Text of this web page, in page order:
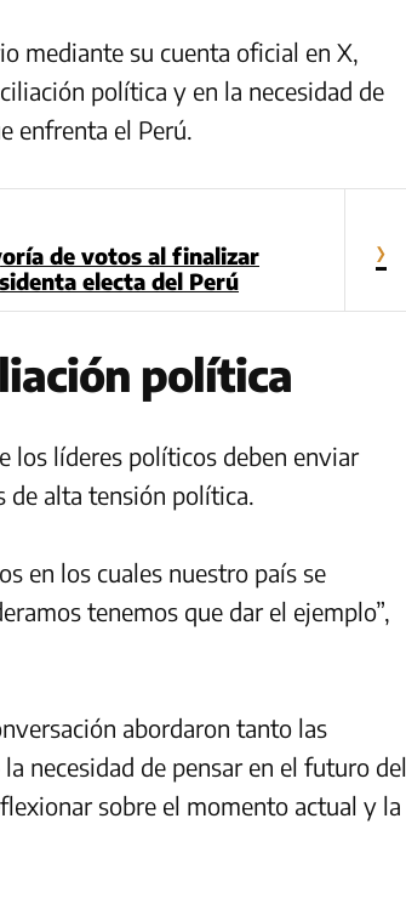
mediante su cuenta oficial en X,
política y en la necesidad de
enfrenta el Perú.
de votos al finalizar
electa del Perú
›
política
los líderes políticos deben enviar
de alta tensión política.
en los cuales nuestro país se
tenemos que dar el ejemplo”,
abordaron tanto las
necesidad de pensar en el futuro del
sobre el momento actual y la